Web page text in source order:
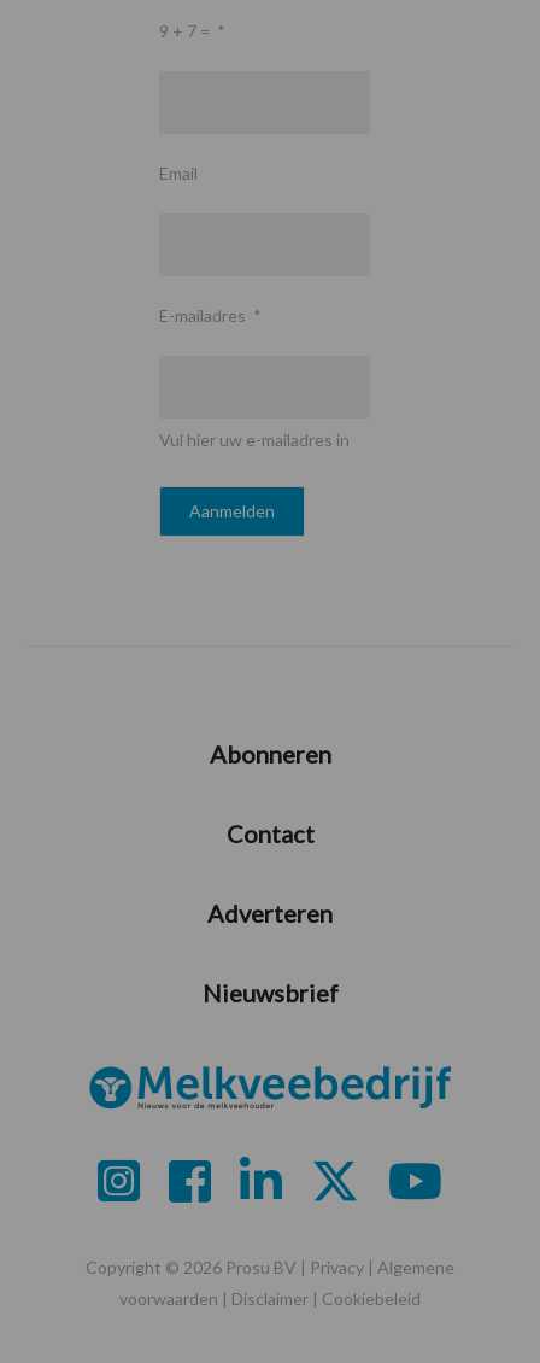
9 + 7 = *
Email
E-mailadres *
Vul hier uw e-mailadres in
Abonneren
Contact
Adverteren
Nieuwsbrief
Copyright © 2026 Prosu BV | Privacy | Algemene
voorwaarden | Disclaimer | Cookiebeleid